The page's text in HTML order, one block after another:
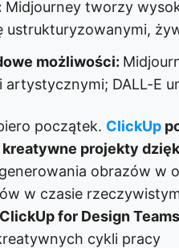
Midjourney tworzy
ustrukturyzowanymi,
możliwości:
artystycznymi; DALL-E
początek. ClickUp
projekty
obrazów w
w czasie
ClickUp for Design Teams
cykli pracy